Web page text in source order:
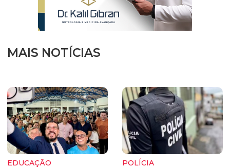
MAIS NOTÍCIAS
EDUCAÇÃO POLÍCIA